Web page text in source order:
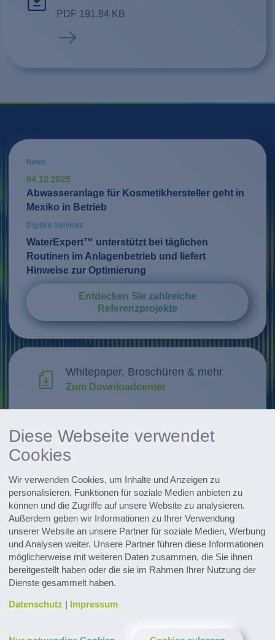
Diese Webseite verwendet
Cookies
Wir verwenden Cookies, um Inhalte und Anzeigen zu
personalisieren, Funktionen für soziale Medien anbieten zu
können und die Zugriffe auf unsere Website zu analysieren.
Außerdem geben wir Informationen zu Ihrer Verwendung
unserer Website an unsere Partner für soziale Medien, Werbung
und Analysen weiter. Unsere Partner führen diese Informationen
möglicherweise mit weiteren Daten zusammen, die Sie ihnen
bereitgestellt haben oder die sie im Rahmen Ihrer Nutzung der
Dienste gesammelt haben.
Datenschutz | Impressum
PDF 191.94 KB
Mehr erfahren
News
04.12.2025
Abwasseranlage für Kosmetikhersteller geht in
Mexiko in Betrieb
Digitale Services
WaterExpert™ unterstützt bei täglichen
Routinen im Anlagenbetrieb und liefert
Hinweise zur Optimierung
Entdecken Sie zahlreiche
Referenzprojekte
Whitepaper, Broschüren & mehr
Zum Downloadcenter
Innovationen entdecken
Zu den Terminen
Zum Pharmaceutical Newsletter
anmelden